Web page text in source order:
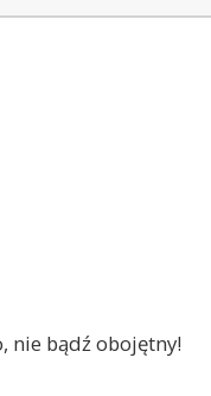
nie bądź obojętny!